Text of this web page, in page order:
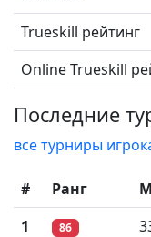
Trueskill рейтинг
Online Trueskill
Последние
все турниры
# Ранг
1
86